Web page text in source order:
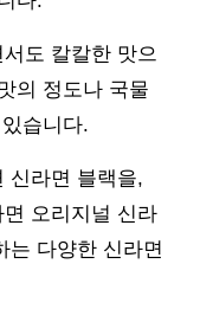
도 칼칼한 맛으
의 정도나 국물
습니다.
신라면 블랙을,
오리지널 신라
는 다양한 신라면